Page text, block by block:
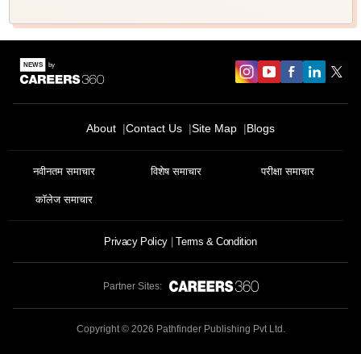
About Contact Us Site Map Blogs
नवीनतम समाचार विशेष समाचार परीक्षा समाचार
कॉलेज समाचार
Privacy Policy Terms & Condition
Partner Sites:
Copyright © 2026 Pathfinder Publishing Pvt Ltd.